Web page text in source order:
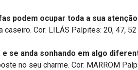
podem ocupar toda a sua
caseiro. Cor: LILÁS Palpites: 20, 47, 52
se anda sonhando em algo
no seu charme. Cor: MARROM